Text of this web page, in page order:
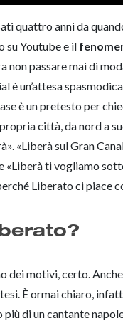
quattro anni da
su Youtube e il
non passare mai di
è un’attesa
è un pretesto per
città, da nord a
«Liberà sul Gran
«Liberà ti vogliamo
Liberato ci piace
dei motivi, certo. Anche
È ormai chiaro,
di un cantante